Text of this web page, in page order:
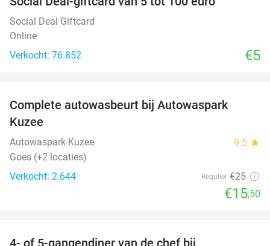
Social Deal Giftcard
Online
Verkocht: 76.852
€5
Complete autowasbeurt bij Autowaspark
Kuzee
Autowaspark Kuzee 9.5 star
Goes (+2 locaties)
Verkocht: 2.644
Regulier €25
€15,50
4- of 5-gangendiner van de chef bij